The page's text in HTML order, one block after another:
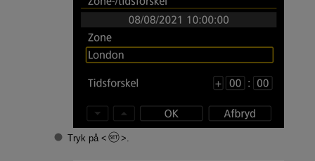
Tryk på